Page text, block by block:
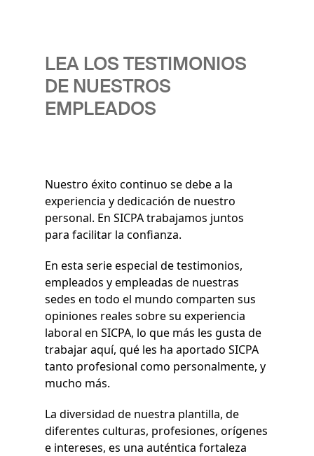
LEA LOS TESTIMONIOS
DE NUESTROS
EMPLEADOS
Nuestro éxito continuo se debe a la
experiencia y dedicación de nuestro
personal. En SICPA trabajamos juntos
para facilitar la confianza.
En esta serie especial de testimonios,
empleados y empleadas de nuestras
sedes en todo el mundo comparten sus
opiniones reales sobre su experiencia
laboral en SICPA, lo que más les gusta de
trabajar aquí, qué les ha aportado SICPA
tanto profesional como personalmente, y
mucho más.
La diversidad de nuestra plantilla, de
diferentes culturas, profesiones, orígenes
e intereses, es una auténtica fortaleza